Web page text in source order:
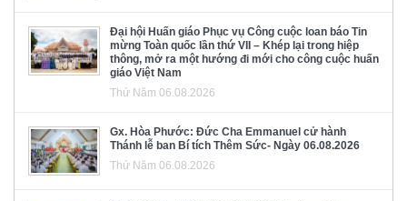
Đại hội Huấn giáo Phục vụ Công cuộc loan báo Tin
mừng Toàn quốc lần thứ VII – Khép lại trong hiệp
thông, mở ra một hướng đi mới cho công cuộc huấn
giáo Việt Nam
Thứ Năm 06.08.2026
Gx. Hòa Phước: Đức Cha Emmanuel cử hành
Thánh lễ ban Bí tích Thêm Sức- Ngày 06.08.2026
Thứ Năm 06.08.2026